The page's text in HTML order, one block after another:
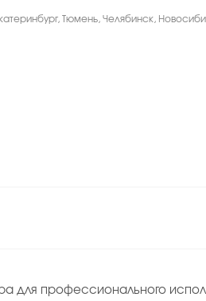
Тюмень, Челябинск,
для профессионального